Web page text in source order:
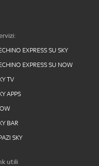
EXPRESS SU SKY
EXPRESS SU NOW
TV
APPS
BAR
SKY
utili